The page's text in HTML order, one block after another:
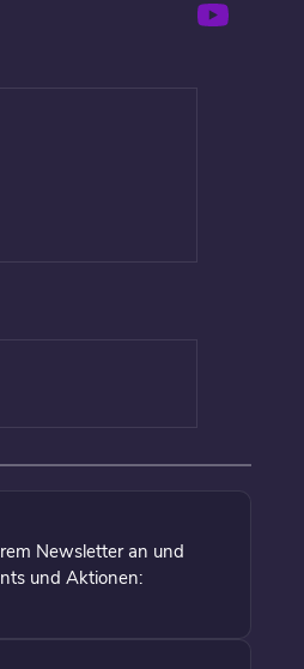
Newsletter an und
und Aktionen: